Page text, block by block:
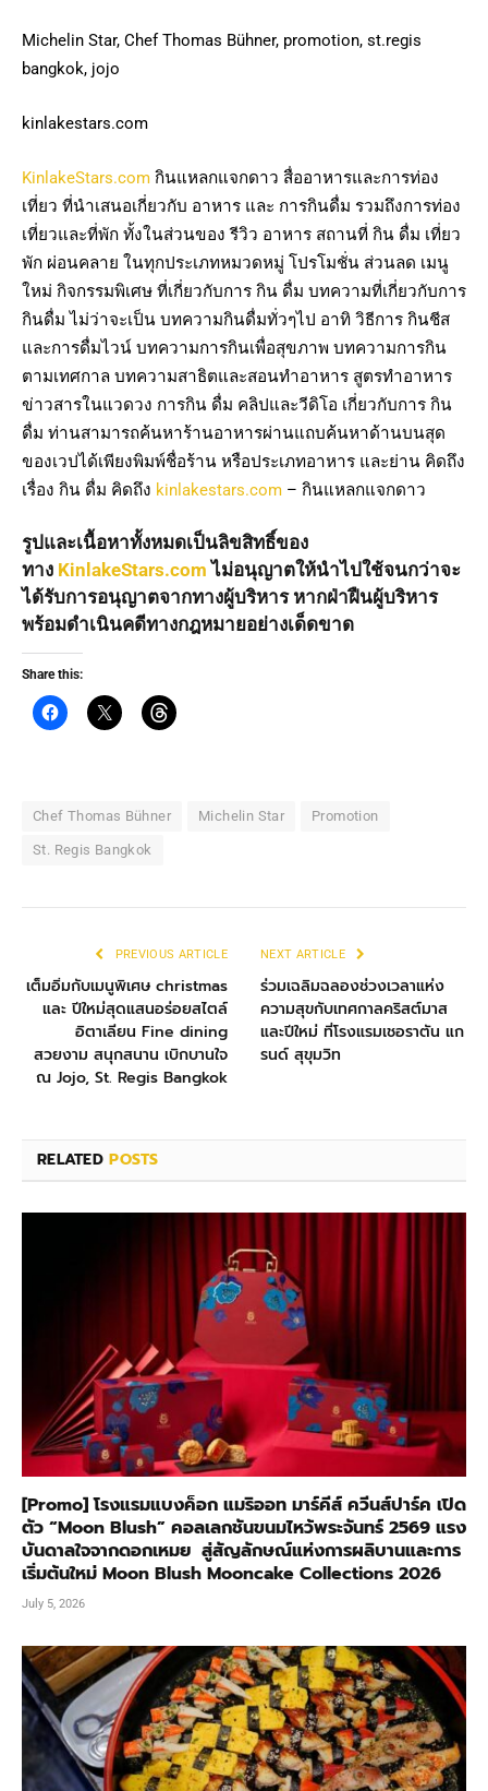
Michelin Star, Chef Thomas Bühner, promotion, st.regis
bangkok, jojo
kinlakestars.com
KinlakeStars.com กินแหลกแจกดาว สื่ออาหารและการท่อง
เที่ยว ที่นำเสนอเกี่ยวกับ อาหาร และ การกินดื่ม รวมถึงการท่อง
เที่ยวและที่พัก ทั้งในส่วนของ รีวิว อาหาร สถานที่ กิน ดื่ม เที่ยว
พัก ผ่อนคลาย ในทุกประเภทหมวดหมู่ โปรโมชั่น ส่วนลด เมนู
ใหม่ กิจกรรมพิเศษ ที่เกี่ยวกับการ กิน ดื่ม บทความที่เกี่ยวกับการ
กินดื่ม ไม่ว่าจะเป็น บทความกินดื่มทั่วๆไป อาทิ วิธีการ กินชีส
และการดื่มไวน์ บทความการกินเพื่อสุขภาพ บทความการกิน
ตามเทศกาล บทความสาธิตและสอนทำอาหาร สูตรทำอาหาร
ข่าวสารในแวดวง การกิน ดื่ม คลิปและวีดิโอ เกี่ยวกับการ กิน
ดื่ม ท่านสามารถค้นหาร้านอาหารผ่านแถบค้นหาด้านบนสุด
ของเวปได้เพียงพิมพ์ชื่อร้าน หรือประเภทอาหาร และย่าน คิดถึง
เรื่อง กิน ดื่ม คิดถึง kinlakestars.com – กินแหลกแจกดาว
รูปและเนื้อหาทั้งหมดเป็นลิขสิทธิ์ของ
ทาง KinlakeStars.com ไม่อนุญาตให้นำไปใช้จนกว่าจะ
ได้รับการอนุญาตจากทางผู้บริหาร หากฝ่าฝืนผู้บริหาร
พร้อมดำเนินคดีทางกฎหมายอย่างเด็ดขาด
Share this:
Chef Thomas Bühner Michelin Star Promotion
St. Regis Bangkok
PREVIOUS ARTICLE
เต็มอิ่มกับเมนูพิเศษ christmas
และ ปีใหม่สุดแสนอร่อยสไตล์
อิตาเลียน Fine dining
สวยงาม สนุกสนาน เบิกบานใจ
ณ Jojo, St. Regis Bangkok
NEXT ARTICLE
ร่วมเฉลิมฉลองช่วงเวลาแห่ง
ความสุขกับเทศกาลคริสต์มาส
และปีใหม่ ที่โรงแรมเชอราตัน แก
รนด์ สุขุมวิท
RELATEDPOSTS
[Promo] โรงแรมแบงค็อก แมริออท มาร์คีส์ ควีนส์ปาร์ค เปิด
ตัว “Moon Blush” คอลเลกชันขนมไหว้พระจันทร์ 2569 แรง
บันดาลใจจากดอกเหมย สู่สัญลักษณ์แห่งการผลิบานและการ
เริ่มต้นใหม่ Moon Blush Mooncake Collections 2026
July 5, 2026